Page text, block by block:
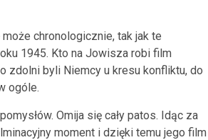
chronologicznie, tak jak te
1945. Kto na Jowisza robi film
zdolni byli Niemcy u kresu konfliktu, do
ogóle.
Omija się cały patos. Idąc za
moment i dzięki temu jego film